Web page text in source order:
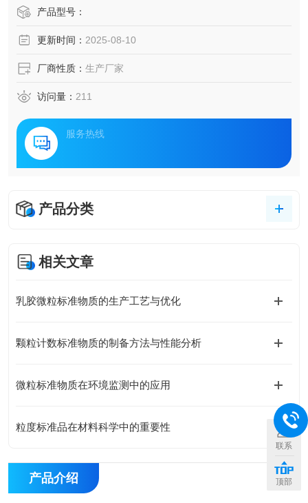
产品型号：
更新时间： 2025-08-10
厂商性质： 生产厂家
访问量： 211
服务热线
产品分类
相关文章
乳胶微粒标准物质的生产工艺与优化
颗粒计数标准物质的制备方法与性能分析
微粒标准物质在环境监测中的应用
粒度标准品在材料科学中的重要性
产品介绍
联系
顶部